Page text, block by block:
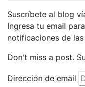
Suscríbete al blog
Ingresa tu email
notificaciones de
Don't miss a post.
Dirección de email